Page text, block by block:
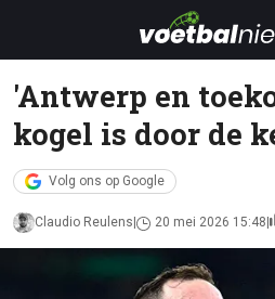
'Antwerp en
kogel is door de
Volg ons op Google
Claudio Reulens 20 mei 2026 15:48